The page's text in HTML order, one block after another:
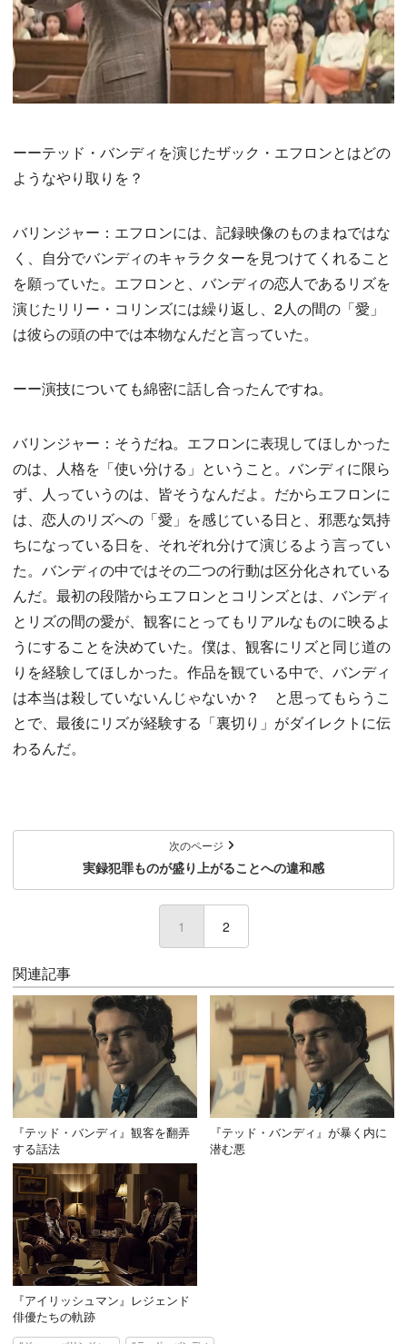
ーーテッド・バンディを演じたザック・エフロンとはどの
ようなやり取りを？
バリンジャー：エフロンには、記録映像のものまねではな
く、自分でバンディのキャラクターを見つけてくれること
を願っていた。エフロンと、バンディの恋人であるリズを
演じたリリー・コリンズには繰り返し、2人の間の「愛」
は彼らの頭の中では本物なんだと言っていた。
ーー演技についても綿密に話し合ったんですね。
バリンジャー：そうだね。エフロンに表現してほしかった
のは、人格を「使い分ける」ということ。バンディに限ら
ず、人っていうのは、皆そうなんだよ。だからエフロンに
は、恋人のリズへの「愛」を感じている日と、邪悪な気持
ちになっている日を、それぞれ分けて演じるよう言ってい
た。バンディの中ではその二つの行動は区分化されている
んだ。最初の段階からエフロンとコリンズとは、バンディ
とリズの間の愛が、観客にとってもリアルなものに映るよ
うにすることを決めていた。僕は、観客にリズと同じ道の
りを経験してほしかった。作品を観ている中で、バンディ
は本当は殺していないんじゃないか？ と思ってもらうこ
とで、最後にリズが経験する「裏切り」がダイレクトに伝
わるんだ。
次のページ
実録犯罪ものが盛り上がることへの違和感
1 (current)
2
関連記事
『テッド・バンディ』観客を翻弄
する話法
『テッド・バンディ』が暴く内に
潜む悪
『アイリッシュマン』レジェンド
俳優たちの軌跡